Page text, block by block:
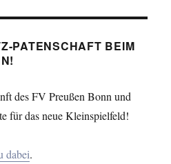
PATENSCHAFT BEIM
des FV Preußen Bonn und
für das neue Kleinspielfeld!
dabei.